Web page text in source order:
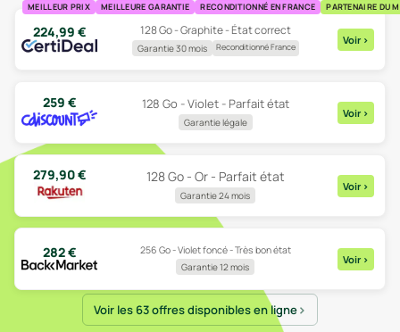
MEILLEUR PRIX MEILLEURE GARANTIE RECONDITIONNÉ EN FRANCE PARTENAIRE DU
224,99 € 128 Go - Graphite - État correct
Garantie 30 mois Reconditionné France
Voir >
259 € 128 Go - Violet - Parfait état
Garantie légale
Voir >
279,90€ 128 Go - Or - Parfait état
Garantie 24 mois
Voir >
282€
256 Go - Violet foncé - Très bon état
Garantie 12 mois
Voir >
Voir les 63 offres disponibles en ligne